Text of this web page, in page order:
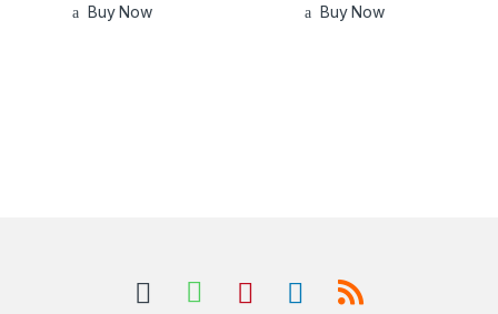
Buy Now Buy Now